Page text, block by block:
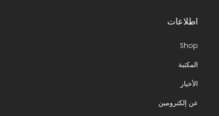
اطلاعات
Shop
المكتبة
الأخبار
عن إلكترومين